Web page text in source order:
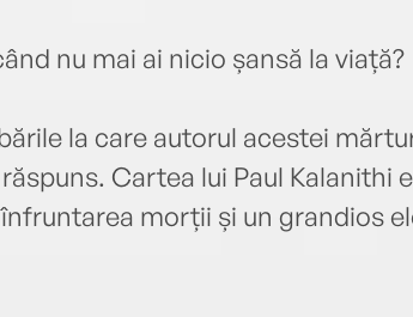
nu mai ai nicio șansă la viață?
la care autorul acestei
Cartea lui Paul Kalanithi
morții și un grandios